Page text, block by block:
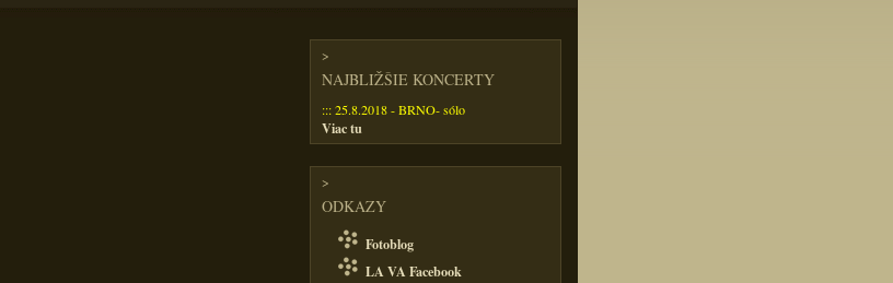
>
NAJBLIŽŠIE KONCERTY
::: 25.8.2018 - BRNO- sólo
Viac tu
>
ODKAZY
Fotoblog
LA VA Facebook